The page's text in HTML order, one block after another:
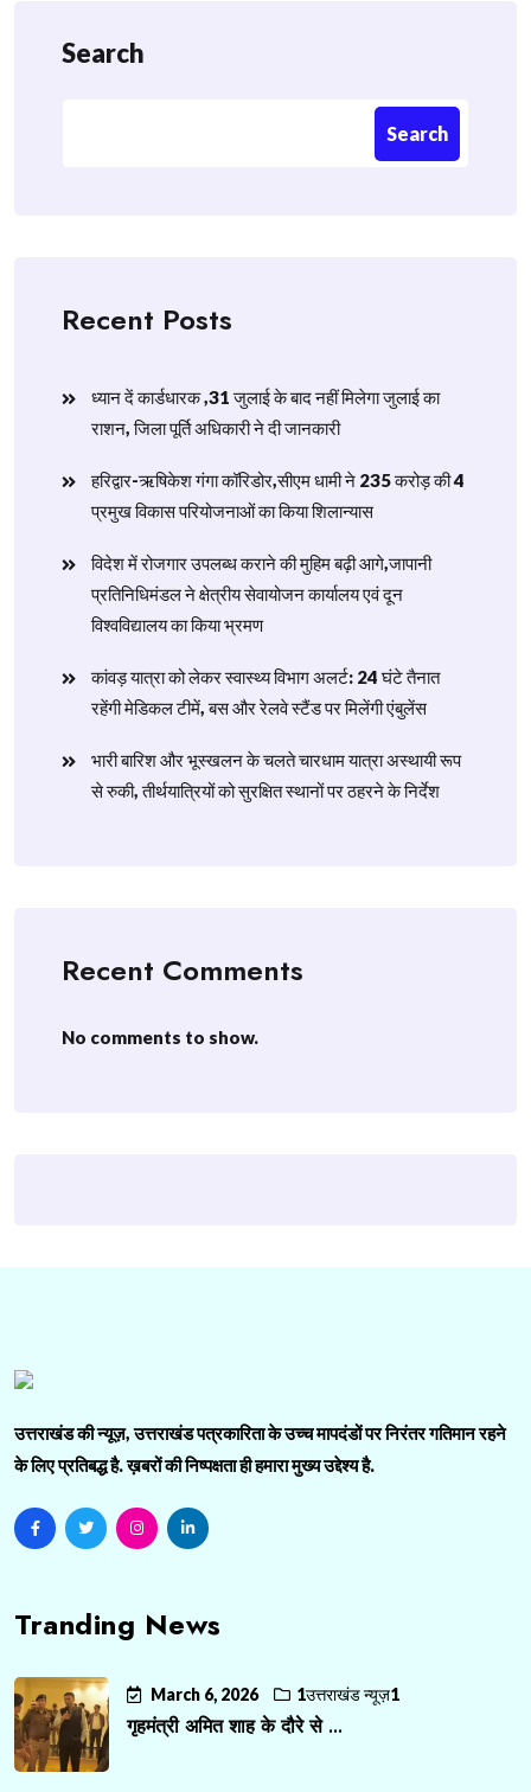
Search
Search
Recent Posts
ध्यान दें कार्डधारक ,31 जुलाई के बाद नहीं मिलेगा जुलाई का
राशन, जिला पूर्ति अधिकारी ने दी जानकारी
हरिद्वार-ऋषिकेश गंगा कॉरिडोर,सीएम धामी ने 235 करोड़ की 4
प्रमुख विकास परियोजनाओं का किया शिलान्यास
विदेश में रोजगार उपलब्ध कराने की मुहिम बढ़ी आगे,जापानी
प्रतिनिधिमंडल ने क्षेत्रीय सेवायोजन कार्यालय एवं दून
विश्वविद्यालय का किया भ्रमण
​कांवड़ यात्रा को लेकर स्वास्थ्य विभाग अलर्ट: 24 घंटे तैनात
रहेंगी मेडिकल टीमें, बस और रेलवे स्टैंड पर मिलेंगी एंबुलेंस
​भारी बारिश और भूस्खलन के चलते चारधाम यात्रा अस्थायी रूप
से रुकी, तीर्थयात्रियों को सुरक्षित स्थानों पर ठहरने के निर्देश
Recent Comments
No comments to show.
उत्तराखंड की न्यूज़, उत्तराखंड पत्रकारिता के उच्च मापदंडों पर निरंतर गतिमान रहने
के लिए प्रतिबद्ध है. ख़बरों की निष्पक्षता ही हमारा मुख्य उद्देश्य है.
Tranding News
March 6, 2026 1उत्तराखंड न्यूज़1
गृहमंत्री अमित शाह के दौरे से ...